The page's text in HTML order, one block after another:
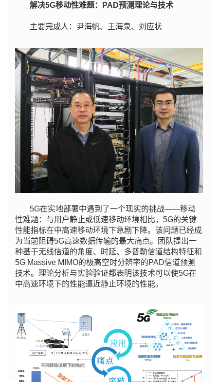
解决5G移动性难题：PAD预测理论与技术
主要完成人：尹海帆、王海泉、刘应状
5G在实地部署中遇到了一个现实的挑战——移动
性难题：与用户静止或低速移动环境相比，5G的关键
性能指标在中高速移动环境下急剧下降。该问题已经成
为当前阻碍5G高速数据传输的最大痛点。团队提出一
种基于无线信道的角度、时延、多普勒信道结构特征和
5G Massive MIMO的极高空时分辨率的PAD信道预测
技术。理论分析与实验验证都表明该技术可以使5G在
中高速环境下的性能逼近静止环境的性能。